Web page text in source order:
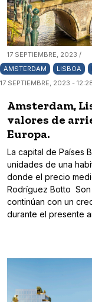
17 SEPTIEMBRE, 2023 /
AMSTERDAM
LISBOA
17 SEPTIEMBRE, 2023 -
Amsterdam,
valores de
Europa.
La capital de Países
unidades de una
donde el precio
Rodríguez Botto
continúan con un
durante el presente